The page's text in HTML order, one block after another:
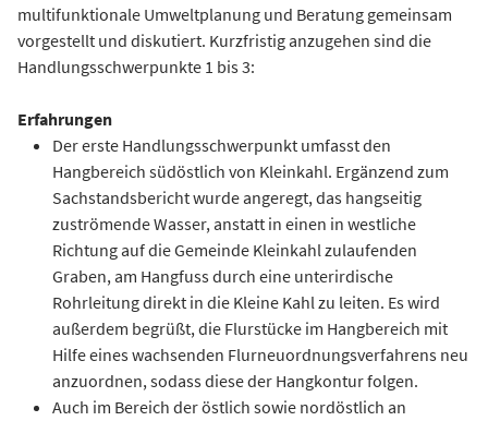
multifunktionale Umweltplanung und Beratung gemeinsam
vorgestellt und diskutiert. Kurzfristig anzugehen sind die
Handlungsschwerpunkte 1 bis 3:
Erfahrungen
Der erste Handlungsschwerpunkt umfasst den
Hangbereich südöstlich von Kleinkahl. Ergänzend zum
Sachstandsbericht wurde angeregt, das hangseitig
zuströmende Wasser, anstatt in einen in westliche
Richtung auf die Gemeinde Kleinkahl zulaufenden
Graben, am Hangfuss durch eine unterirdische
Rohrleitung direkt in die Kleine Kahl zu leiten. Es wird
außerdem begrüßt, die Flurstücke im Hangbereich mit
Hilfe eines wachsenden Flurneuordnungsverfahrens neu
anzuordnen, sodass diese der Hangkontur folgen.
Auch im Bereich der östlich sowie nordöstlich an